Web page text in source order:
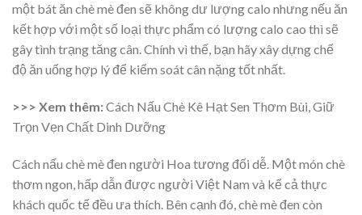
một bát ăn chè mè đen sẽ không dư lượng calo nhưng nếu ăn
kết hợp với một số loại thực phẩm có lượng calo cao thì sẽ
gây tình trạng tăng cân. Chính vì thế, bạn hãy xây dựng chế
độ ăn uống hợp lý để kiểm soát cân nặng tốt nhất.
>>> Xem thêm:Cách Nấu Chè Kê Hạt Sen Thơm Bùi, Giữ
Trọn Vẹn Chất Dinh Dưỡng
Cách nấu chè mè đen người Hoa tương đối dễ. Một món chè
thơm ngon, hấp dẫn được người Việt Nam và kể cả thực
khách quốc tế đều ưa thích. Bên cạnh đó, chè mè đen còn